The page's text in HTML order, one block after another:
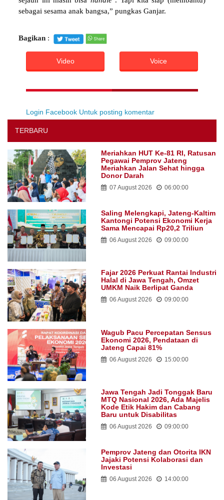
sebagai sesama anak bangsa,” pungkas Ganjar.
Bagikan :
Video Voice
Login Facebook Untuk posting komentar
TERBARU
Meriahkan HUT Ke-81 RI, Ratusan
Pegawai Pemprov Jateng
Meriahkan Jalan Sehat hingga
Donor Darah
07 August 2026 06:00:00
Saling Melengkapi, Jateng-Kaltim
Kantongi Potensi Ekonomi Kerja
Sama Mencapai Rp20,2 Triliun
06 August 2026 09:00:00
Fajar 2026 Perkuat Rantai Industri
Halal di Jawa Tengah, Omzet
UMKM Naik Berlipat Ganda
06 August 2026 09:00:00
Wagub Pacu Percepatan Sensus
Ekonomi 2026, Pendataan di
Jateng Capai 81%
06 August 2026 15:00:00
Jawa Tengah Jadi Tonggak Baru
MTQ Nasional 2026, Ada Majelis
Kode Etik Hakim dan Cabang
Baru untuk Disabilitas
06 August 2026 09:00:00
Pemprov Jateng dan Otorita IKN
Jajaki Potensi Kolaborasi dan
Investasi
06 August 2026 14:00:00